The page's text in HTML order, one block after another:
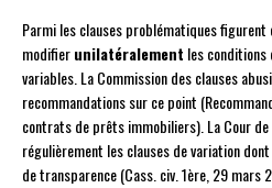
Parmi les clauses problématiques
modifierunilatéralement les
variables. La Commission des clauses
recommandations sur ce point
contrats de prêts immobiliers). La Cour
régulièrement les clauses de variation
de transparence (Cass. civ. 1ère, 29 mars